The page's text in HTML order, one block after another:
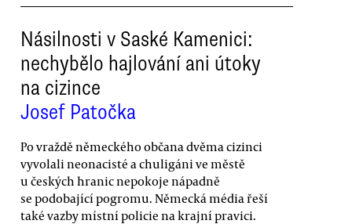
Násilnosti v Saské Kamenici:
nechybělo hajlování ani útoky
na cizince
Josef Patočka
Po vraždě německého občana dvěma cizinci
vyvolali neonacisté a chuligáni ve městě
u českých hranic nepokoje nápadně
se podobající pogromu. Německá média řeší
také vazby místní policie na krajní pravici.